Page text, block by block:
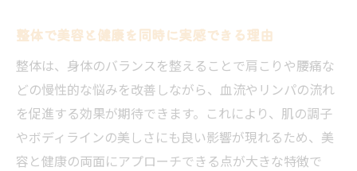
整体で美容と健康を同時に実感できる理由
整体は、身体のバランスを整えることで肩こりや腰痛な
どの慢性的な悩みを改善しながら、血流やリンパの流れ
を促進する効果が期待できます。これにより、肌の調子
やボディラインの美しさにも良い影響が現れるため、美
容と健康の両面にアプローチできる点が大きな特徴で